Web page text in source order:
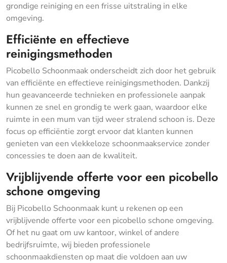
grondige reiniging en een frisse uitstraling in elke
omgeving.
Efficiënte en effectieve
reinigingsmethoden
Picobello Schoonmaak onderscheidt zich door het gebruik
van efficiënte en effectieve reinigingsmethoden. Dankzij
hun geavanceerde technieken en professionele aanpak
kunnen ze snel en grondig te werk gaan, waardoor elke
ruimte in een mum van tijd weer stralend schoon is. Deze
focus op efficiëntie zorgt ervoor dat klanten kunnen
genieten van een vlekkeloze schoonmaakservice zonder
concessies te doen aan de kwaliteit.
Vrijblijvende offerte voor een picobello
schone omgeving
Bij Picobello Schoonmaak kunt u rekenen op een
vrijblijvende offerte voor een picobello schone omgeving.
Of het nu gaat om uw kantoor, winkel of andere
bedrijfsruimte, wij bieden professionele
schoonmaakdiensten op maat die voldoen aan uw